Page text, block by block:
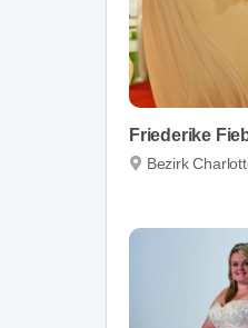
Friederike
Bezirk